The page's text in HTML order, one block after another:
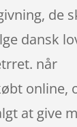
de
dansk
når
online,
at give